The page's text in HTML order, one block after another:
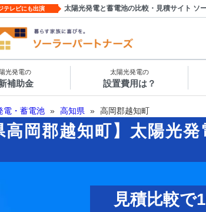
テレビにも出演 太陽光発電と蓄電池の比較・見積サイト ソ
光発電の
補助金
太陽光発電の
設置費用は？
電・蓄電池 » 高知県 » 高岡郡越知町
高岡郡越知町】太陽光
見積比較で